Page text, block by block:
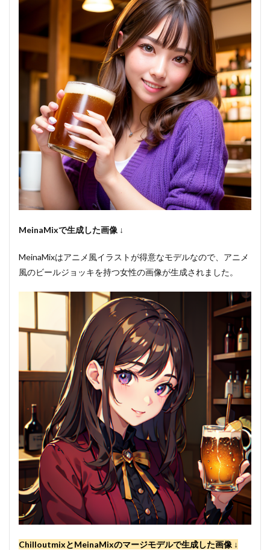
MeinaMixで生成した画像 ↓
MeinaMixはアニメ風イラストが得意なモデルなので、アニメ
風のビールジョッキを持つ女性の画像が生成されました。
ChilloutmixとMeinaMixのマージモデルで生成した画像 ↓